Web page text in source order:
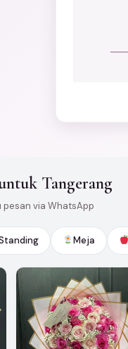
Tangerang
pesan via WhatsApp
Meja